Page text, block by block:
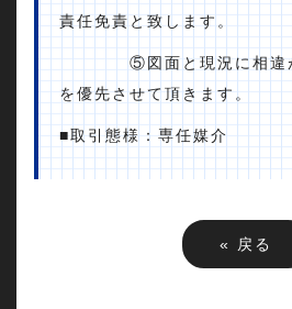
責任免責と致します。
⑤図面と現況に相違が
を優先させて頂きます。
■取引態様：専任媒介
« 戻る